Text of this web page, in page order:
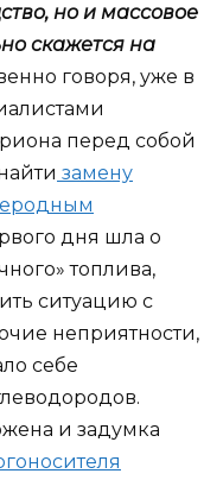
но и массовое
скажется на
говоря, уже в
перед собой
замену
дня шла о
топлива,
ситуацию с
неприятности,
себе
и задумка